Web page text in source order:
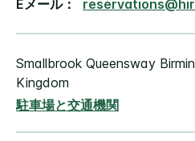
Eメール：
Smallbrook Queensway
Kingdom
駐車場と交通機関